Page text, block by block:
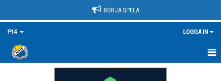
BÖRJA SPELA
P14 LOGGA IN